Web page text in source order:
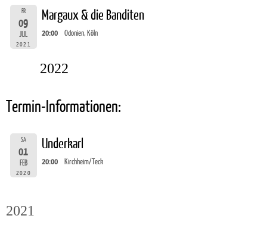
FR
09
JUL
2021
Margaux & die Banditen
20:00 Odonien, Köln
2022
Termin-Informationen:
SA
01
FEB
2020
Underkarl
20:00 Kirchheim/Teck
2021